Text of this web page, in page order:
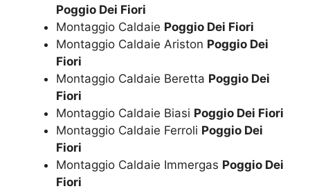
Poggio Dei Fiori
Montaggio Caldaie Poggio Dei Fiori
Montaggio Caldaie Ariston Poggio Dei
Fiori
Montaggio Caldaie Beretta Poggio Dei
Fiori
Montaggio Caldaie Biasi Poggio Dei Fiori
Montaggio Caldaie Ferroli Poggio Dei
Fiori
Montaggio Caldaie Immergas Poggio Dei
Fiori